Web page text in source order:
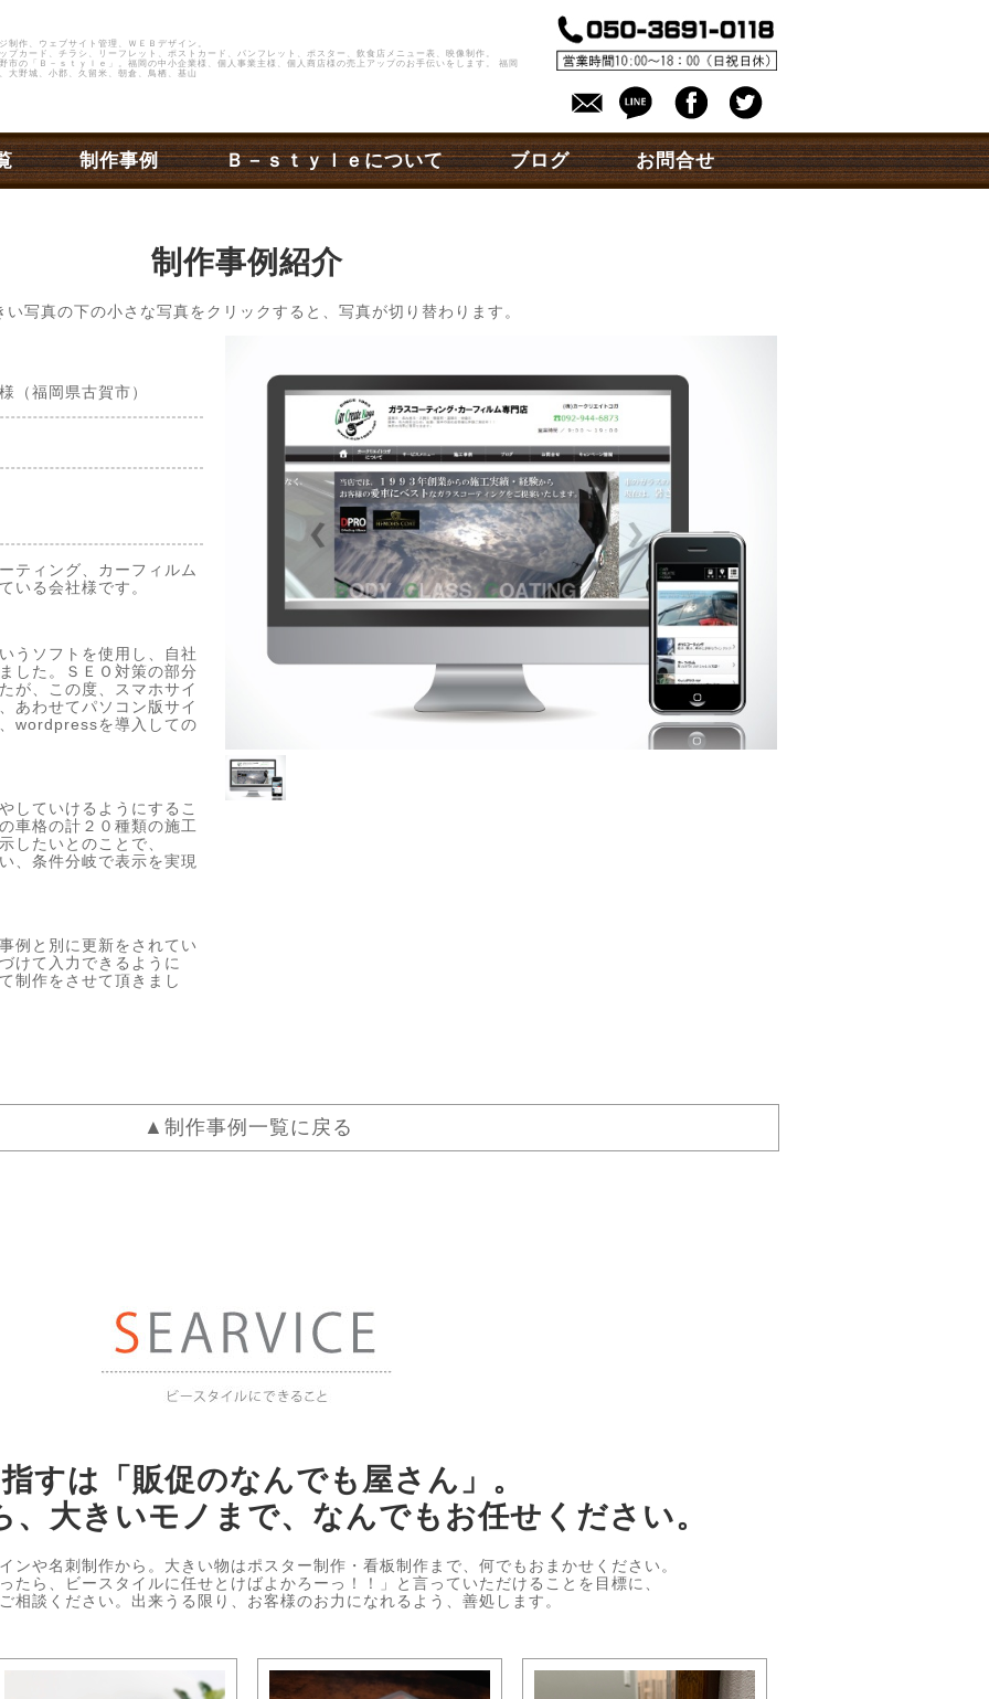
制作、ウェブサイト管理、ＷＥＢデザイン。
プカード、チラシ、リーフレット、ポストカード、パンフレット、ポスター、飲食店メニュー表、映像制作。
市の 「Ｂ－ｓｔｙｌｅ」
。福岡の中小企業様、個人事業主様、個人商店様の売上アップのお手伝いをします。 福岡
大野城、小郡、久留米、朝倉、鳥栖、基山
制作事例 Ｂ－ｓｔｙｌｅについて ブログ お問合せ
制作事例紹介
い写真の下の小さな写真をクリックすると、写真が切り替わります。
（福岡県古賀市）
ティング、カーフィルム
いる会社様です。
うソフトを使用し、自社
した。ＳＥＯ対策の部分
が、この度、スマホサイ
あわせてパソコン版サイ
wordpressを導入しての
していけるようにするこ
車格の計２０種類の施工
したいとのことで、
、条件分岐で表示を実現
例と別に更新をされてい
けて入力できるように
制作をさせて頂きまし
▲制作事例一覧に戻る
すは「販促のなんでも屋さん」。
、大きいモノまで、なんでもお任せください。
ンや名刺制作から。大きい物はポスター制作・看板制作まで、何でもおまかせください。
たら、ビースタイルに任せとけばよかろーっ！！」と言っていただけることを目標に、
相談ください。出来うる限り、お客様のお力になれるよう、善処します。